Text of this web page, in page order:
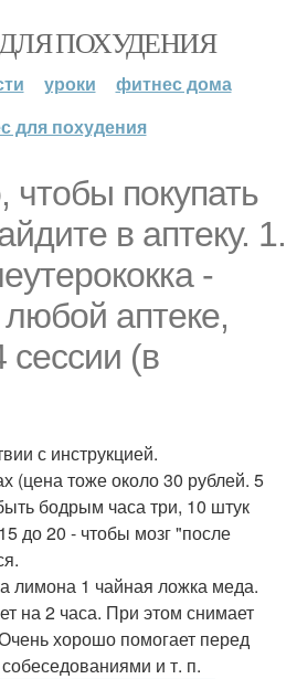
ПОХУДЕНИЯ
уроки
фитнес дома
для похудения
чтобы покупать
в аптеку. 1.
-
аптеке,
сессии (в
с инструкцией.
(цена тоже около 30 рублей. 5
бодрым часа три, 10 штук
до 20 - чтобы мозг "после
лимона 1 чайная ложка меда.
на 2 часа. При этом снимает
хорошо помогает перед
и т. п.